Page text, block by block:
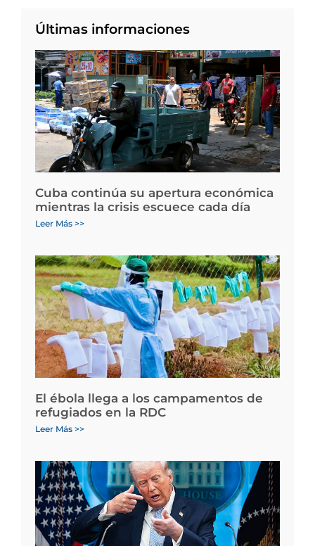
Últimas informaciones
Cuba continúa su apertura económica
mientras la crisis escuece cada día
Leer Más >>
El ébola llega a los campamentos de
refugiados en la RDC
Leer Más >>